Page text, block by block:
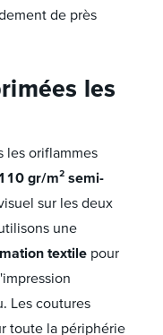
de près
les
les oriflammes
gr/m² semi-
sur les deux
une
textile pour
Les coutures
toute la périphérie